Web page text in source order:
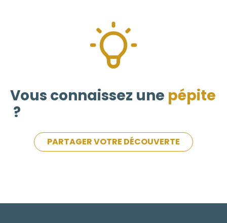
Vous connaissez une pépite
?
PARTAGER VOTRE DÉCOUVERTE